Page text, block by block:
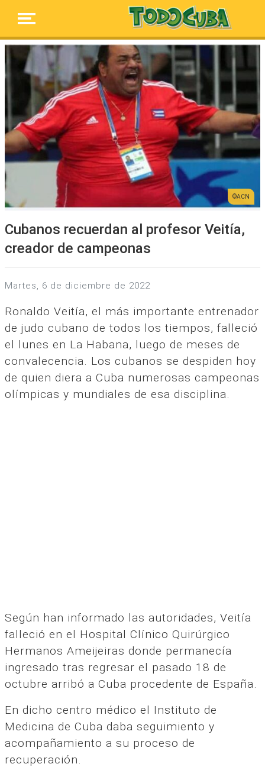
ACN
Cubanos recuerdan al profesor Veitía,
creador de campeonas
martes, 6 de diciembre de 2022
Ronaldo Veitía, el más importante entrenador
de judo cubano de todos los tiempos, falleció
el lunes en La Habana, luego de meses de
convalecencia. Los cubanos se despiden hoy
de quien diera a Cuba numerosas campeonas
olímpicas y mundiales de esa disciplina.
Según han informado las autoridades, Veitía
falleció en el Hospital Clínico Quirúrgico
Hermanos Ameijeiras donde permanecía
ingresado tras regresar el pasado 18 de
octubre arribó a Cuba procedente de España.
En dicho centro médico el Instituto de
Medicina de Cuba daba seguimiento y
acompañamiento a su proceso de
recuperación.